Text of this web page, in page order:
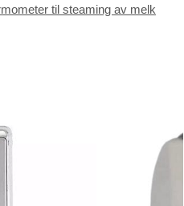
til steaming av melk